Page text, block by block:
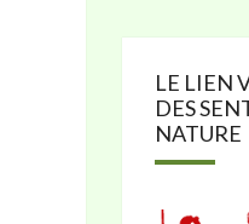
LE LIEN
DES
NATURE